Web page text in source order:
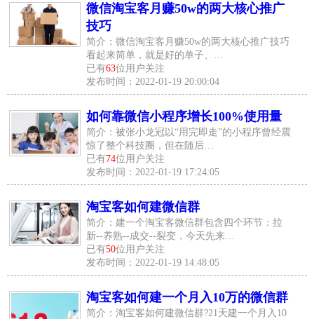
微信淘宝客月赚50w的两大核心推广
技巧
简介：微信淘宝客月赚50w的两大核心推广技巧
看起来简单，就是好的单子、…
已有63位用户关注
发布时间：2022-01-19 20:00:04
如何靠微信小程序增长100%使用量
简介：被张小龙冠以“用完即走”的小程序曾经震
惊了整个科技圈，但在随后…
已有74位用户关注
发布时间：2022-01-19 17:24:05
淘宝客如何建微信群
简介：建一个淘宝客微信群包含四个环节：拉
新--养熟--成交--裂变，今天先来…
已有50位用户关注
发布时间：2022-01-19 14:48:05
淘宝客如何建一个月入10万的微信群
简介：淘宝客如何建微信群?21天建一个月入10